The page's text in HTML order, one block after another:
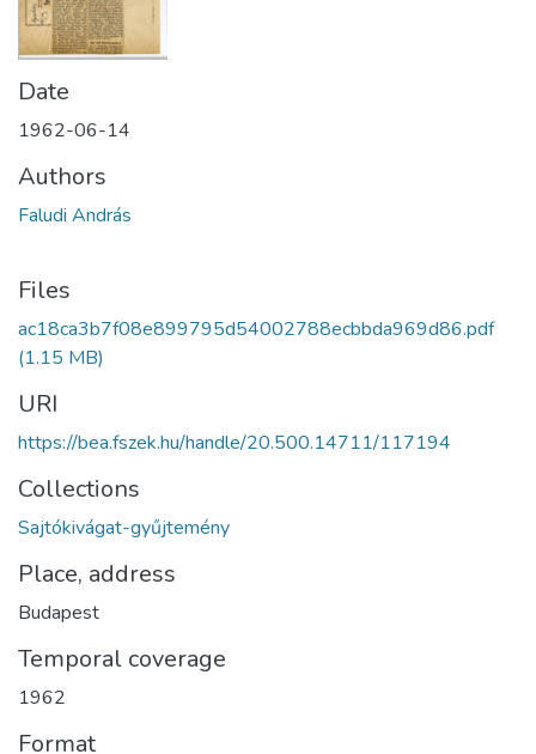
Date
1962-06-14
Authors
Faludi András
Files
ac18ca3b7f08e899795d54002788ecbbda969d86.pdf
(1.15 MB)
URI
https://bea.fszek.hu/handle/20.500.14711/117194
Collections
Sajtókivágat-gyűjtemény
Place, address
Budapest
Temporal coverage
1962
Format